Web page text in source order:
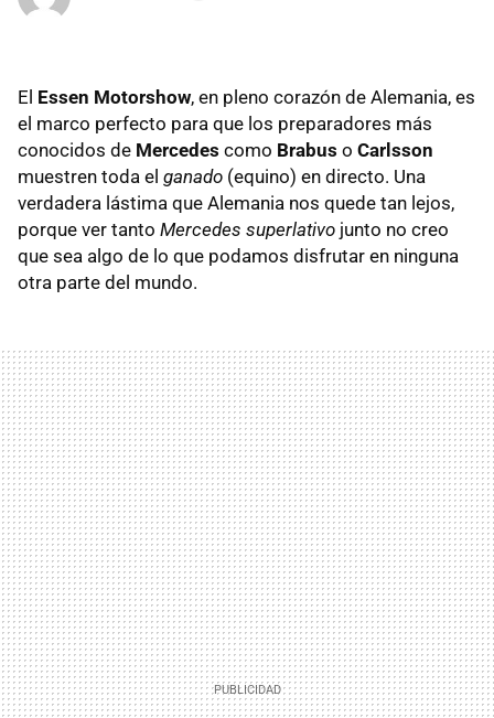
El Essen Motorshow, en pleno corazón de Alemania, es
el marco perfecto para que los preparadores más
conocidos de Mercedes como Brabus o Carlsson
muestren toda el ganado (equino) en directo. Una
verdadera lástima que Alemania nos quede tan lejos,
porque ver tanto Mercedes superlativo junto no creo
que sea algo de lo que podamos disfrutar en ninguna
otra parte del mundo.